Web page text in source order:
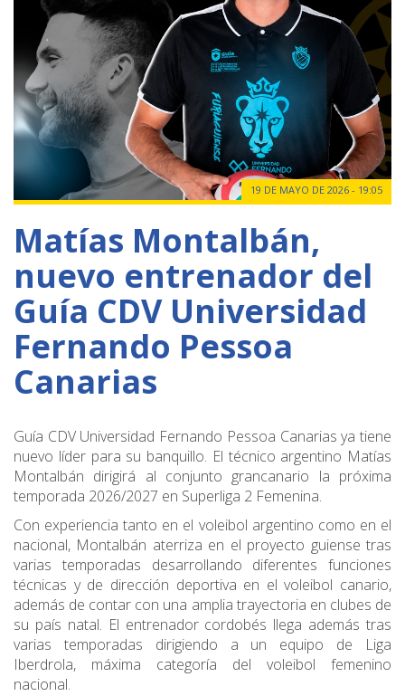
19 DE MAYO DE 2026 - 19:05
Matías Montalbán,
nuevo entrenador del
Guía CDV Universidad
Fernando Pessoa
Canarias
Guía CDV Universidad Fernando Pessoa Canarias ya tiene
nuevo líder para su banquillo. El técnico argentino Matías
Montalbán dirigirá al conjunto grancanario la próxima
temporada 2026/2027 en Superliga 2 Femenina.
Con experiencia tanto en el voleibol argentino como en el
nacional, Montalbán aterriza en el proyecto guiense tras
varias temporadas desarrollando diferentes funciones
técnicas y de dirección deportiva en el voleibol canario,
además de contar con una amplia trayectoria en clubes de
su país natal. El entrenador cordobés llega además tras
varias temporadas dirigiendo a un equipo de Liga
Iberdrola, máxima categoría del voleibol femenino
nacional.